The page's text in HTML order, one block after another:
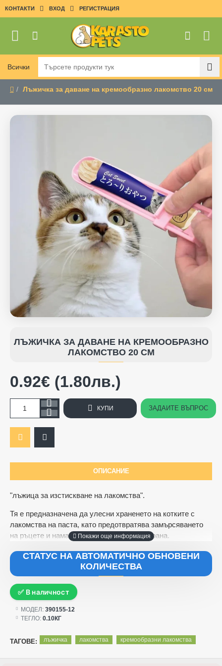
КОНТАКТИ ВХОД РЕГИСТРАЦИЯ
Всички
Търсете
продукти
тук
Лъжичка за даване на кремообразно лакомство 20 см
ЛЪЖИЧКА ЗА ДАВАНЕ НА КРЕМООБРАЗНО
ЛАКОМСТВО 20 СМ
ОПИСАНИЕ
"лъжица за изстискване на лакомства".
Тя е предназначена да улесни храненето на котките с
лакомства на паста, като предотвратява замърсяването
на ръцете и намалява разхищението на храна.
СТАТУС НА АВТОМАТИЧНО ОБНОВЕНИ
КОЛИЧЕСТВА
✅ В наличност
МОДЕЛ: 390155-12
ТЕГЛО: 0.10КГ
0.92€ (1.80лв.)
КУПИ ЗАДАЙТЕ ВЪПРОС
ТАГОВЕ: лъжичка лакомства кремообразни лакомства